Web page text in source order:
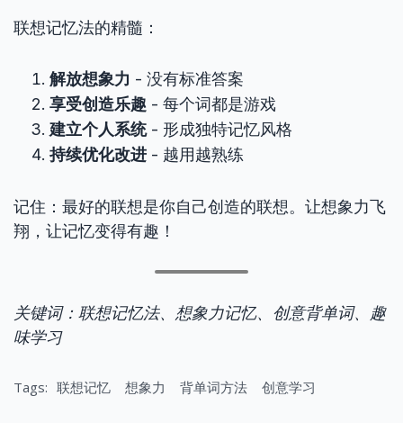
联想记忆法的精髓：
解放想象力 - 没有标准答案
享受创造乐趣 - 每个词都是游戏
建立个人系统- 形成独特记忆风格
持续优化改进 - 越用越熟练
记住：最好的联想是你自己创造的联想。让想象力飞
翔，让记忆变得有趣！
关键词：联想记忆法、想象力记忆、创意背单词、趣
味学习
Tags: 联想记忆 想象力 背单词方法 创意学习